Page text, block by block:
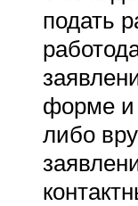
подать
форме и
либо